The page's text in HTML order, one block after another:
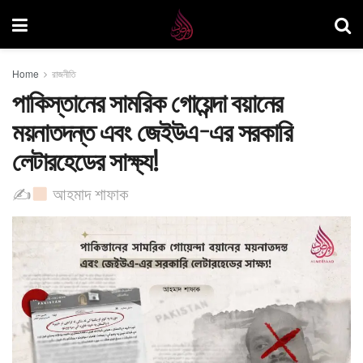
Home রাজনীতি
পাকিস্তানের সামরিক গোয়েন্দা বয়ানের
ময়নাতদন্ত এবং জেইউএ-এর সরকারি
লেটারহেডের সাক্ষ্য!
✍ আহমাদ শাফাক